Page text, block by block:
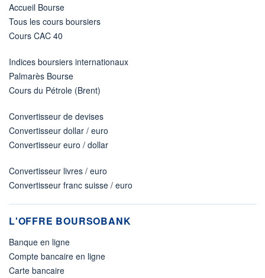
Accueil Bourse
Tous les cours boursiers
Cours CAC 40
Indices boursiers internationaux
Palmarès Bourse
Cours du Pétrole (Brent)
Convertisseur de devises
Convertisseur dollar / euro
Convertisseur euro / dollar
Convertisseur livres / euro
Convertisseur franc suisse / euro
L'OFFRE BOURSOBANK
Banque en ligne
Compte bancaire en ligne
Carte bancaire